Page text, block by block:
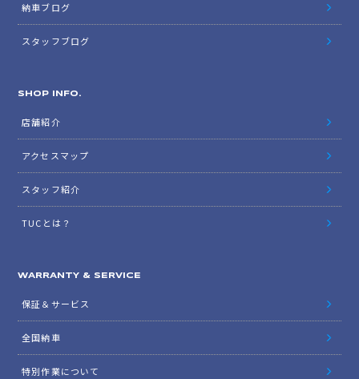
納車ブログ
スタッフブログ
SHOP INFO.
店舗紹介
アクセスマップ
スタッフ紹介
TUCとは？
WARRANTY & SERVICE
保証＆サービス
全国納車
特別作業について